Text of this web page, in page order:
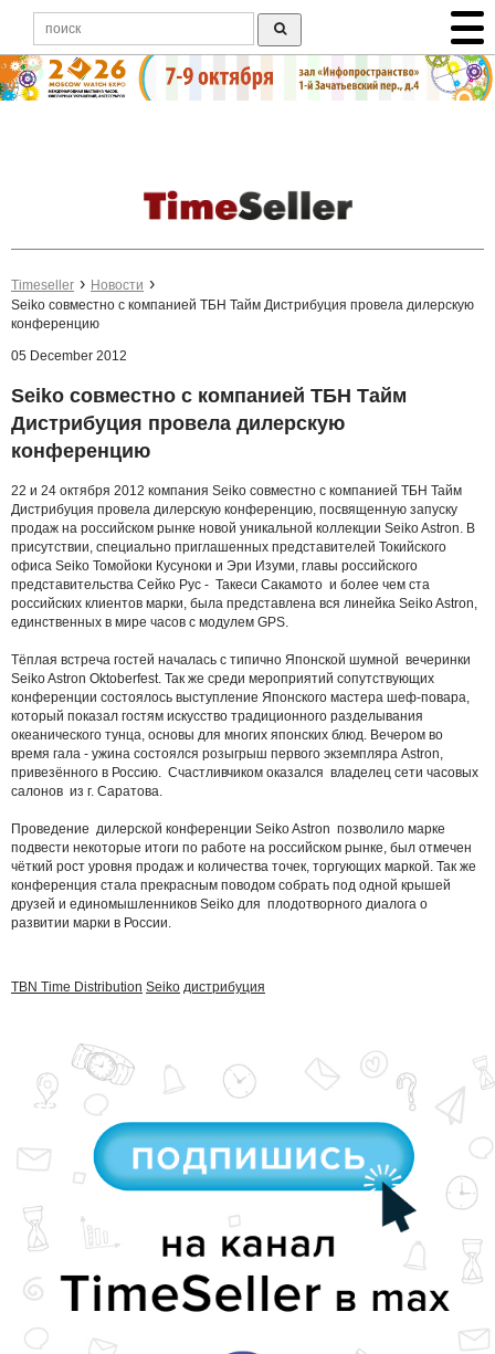
Timeseller
Новости
Seiko совместно с компанией ТБН Тайм Дистрибуция провела дилерскую
конференцию
05 December 2012
Seiko совместно с компанией ТБН Тайм
Дистрибуция провела дилерскую
конференцию
22 и 24 октября 2012 компания Seiko совместно с компанией ТБН Тайм
Дистрибуция провела дилерскую конференцию, посвященную запуску
продаж на российском рынке новой уникальной коллекции Seiko Astron. В
присутствии, специально приглашенных представителей Токийского
офиса Seiko Томойоки Кусуноки и Эри Изуми, главы российского
представительства Сейко Рус - Такеси Сакамото и более чем ста
российских клиентов марки, была представлена вся линейка Seiko Astron,
единственных в мире часов с модулем GPS.
Тёплая встреча гостей началась с типично Японской шумной вечеринки
Seiko Astron Oktoberfest. Так же среди мероприятий сопутствующих
конференции состоялось выступление Японского мастера шеф-повара,
который показал гостям искусство традиционного разделывания
океанического тунца, основы для многих японских блюд. Вечером во
время гала - ужина состоялся розыгрыш первого экземпляра Astron,
привезённого в Россию. Счастливчиком оказался владелец сети часовых
салонов из г. Саратова.
Проведение дилерской конференции Seiko Astron позволило марке
подвести некоторые итоги по работе на российском рынке, был отмечен
чёткий рост уровня продаж и количества точек, торгующих маркой. Так же
конференция стала прекрасным поводом собрать под одной крышей
друзей и единомышленников Seiko для плодотворного диалога о
развитии марки в России.
TBN Time Distribution Seiko дистрибуция